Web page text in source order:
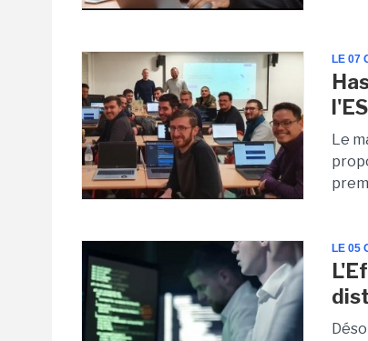
LE 07
Le
LE 05